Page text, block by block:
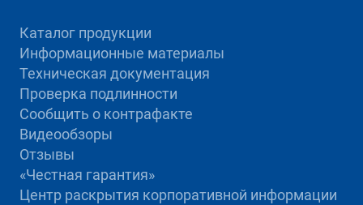
Каталог продукции
Информационные материалы
Техническая документация
Проверка подлинности
Сообщить о контрафакте
Видеообзоры
Отзывы
«Честная гарантия»
Центр раскрытия корпоративной информации